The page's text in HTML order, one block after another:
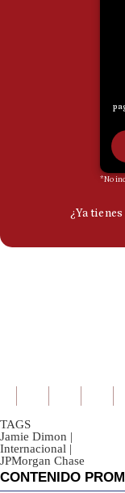
TAGS
Jamie Dimon |
Internacional |
JPMorgan Chase